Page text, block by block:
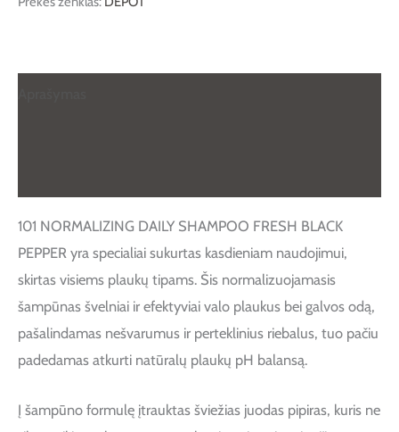
101 NORMALIZING DAILY SHAMPOO FRESH BLACK
PEPPER yra specialiai sukurtas kasdieniam naudojimui,
skirtas visiems plaukų tipams. Šis normalizuojamasis
šampūnas švelniai ir efektyviai valo plaukus bei galvos odą,
pašalindamas nešvarumus ir perteklinius riebalus, tuo pačiu
padedamas atkurti natūralų plaukų pH balansą.
Į šampūno formulę įtrauktas šviežias juodas pipiras, kuris ne